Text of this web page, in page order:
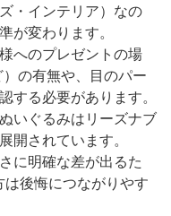
・インテリア）なの
が変わります。
へのプレゼントの場
の有無や、目のパー
する必要があります。
いぐるみはリーズナブ
開されています。
に明確な差が出るた
後悔につながりやす